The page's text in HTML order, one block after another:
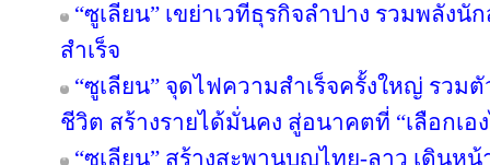
“ซูเลียน” เขย่าเวทีธุรกิจลำปาง รวมพลัง
สำเร็จ
“ซูเลียน” จุดไฟความสำเร็จครั้งใหญ่ รว
ชีวิต สร้างรายได้มั่นคง สู่อนาคตที่ “เลือกเอ
“ซูเลียน” สร้างสะพานบุญไทย-ลาว เดินห